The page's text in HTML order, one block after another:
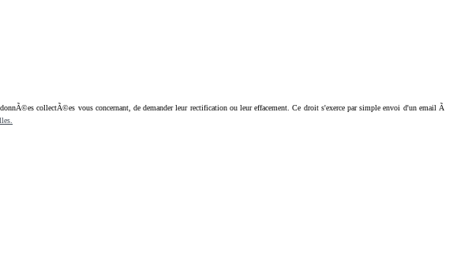
collectÃ©es vous concernant, de demander leur rectification ou leur effacement. Ce droit s'exerce par simple envoi d'un email Ã